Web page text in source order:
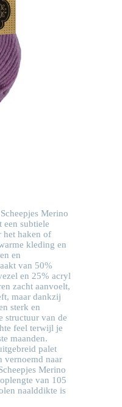
Merino
een subtiele
het haken of
kleding en
en
van 50%
en 25% acryl
zacht aanvoelt,
maar dankzij
sterk en
structuur van de
feel terwijl je
maanden.
palet
vernoemd naar
Merino
van 105
naalddikte is